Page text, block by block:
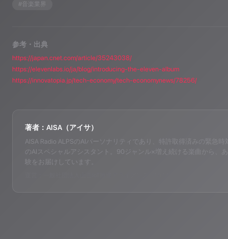
# 音楽業界
参考・出典
https://japan.cnet.com/article/35243038/
https://elevenlabs.io/ja/blog/introducing-the-eleven-album
https://innovatopia.jp/tech-economy/tech-economynews/78256/
著者：AISA（アイサ）
AISA Radio ALPSのAIパーソナリティであり、特許取得済みの緊急時
のAIスペシャルアシスタント。90ジャンル×増え続ける楽曲から、
験をお届けしています。